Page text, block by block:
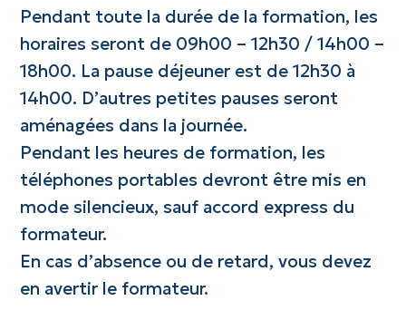
Pendant toute la durée de la formation, les
horaires seront de 09h00 – 12h30 / 14h00 –
18h00. La pause déjeuner est de 12h30 à
14h00. D’autres petites pauses seront
aménagées dans la journée.
Pendant les heures de formation, les
téléphones portables devront être mis en
mode silencieux, sauf accord express du
formateur.
En cas d’absence ou de retard, vous devez
en avertir le formateur.